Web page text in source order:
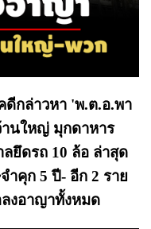
กล่าวหา 'พ.ต.อ.พา
นใหญ่ มุกดาหาร
ลยึดรถ 10 ล้อ ล่าสุด
คุก 5 ปี- อีก 2 ราย
งอาญาทั้งหมด